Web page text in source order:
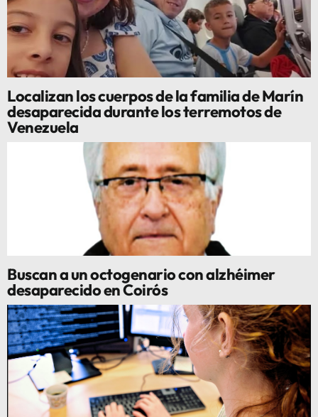
Localizan los cuerpos de la familia de Marín
desaparecida durante los terremotos de
Venezuela
Buscan a un octogenario con alzhéimer
desaparecido en Coirós